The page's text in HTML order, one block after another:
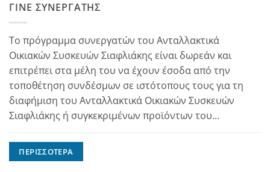
ΓΊΝΕ ΣΥΝΕΡΓΆΤΗΣ
Το πρόγραμμα συνεργατών του Ανταλλακτικά
Οικιακών Συσκευών Σιαφλιάκης είναι δωρεάν και
επιτρέπει στα μέλη του να έχουν έσοδα από την
τοποθέτηση συνδέσμων σε ιστότοπους τους για τη
διαφήμιση του Ανταλλακτικά Οικιακών Συσκευών
Σιαφλιάκης ή συγκεκριμένων προϊόντων του...
ΠΕΡΙΣΣΌΤΕΡΑ